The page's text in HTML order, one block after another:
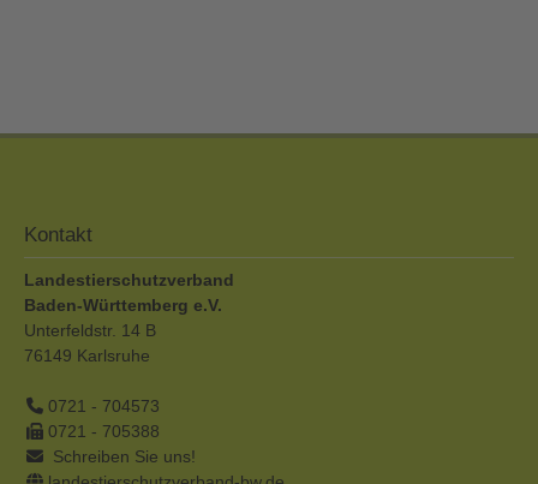
Kontakt
Landestierschutzverband
Baden-Württemberg e.V.
Unterfeldstr. 14 B
76149 Karlsruhe
0721 - 704573
0721 - 705388
Schreiben Sie uns!